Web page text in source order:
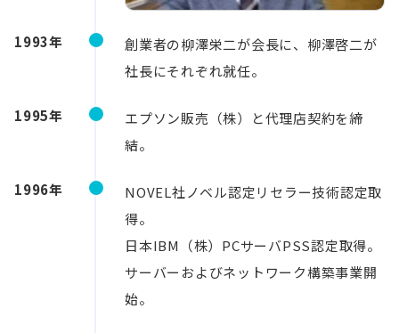
1993年
創業者の柳澤栄二が会長に、柳澤啓二が
社長にそれぞれ就任。
1995年
エプソン販売（株）と代理店契約を締
結。
1996年
NOVEL社ノベル認定リセラー技術認定取
得。
日本IBM（株）PCサーバPSS認定取得。
サーバーおよびネットワーク構築事業開
始。